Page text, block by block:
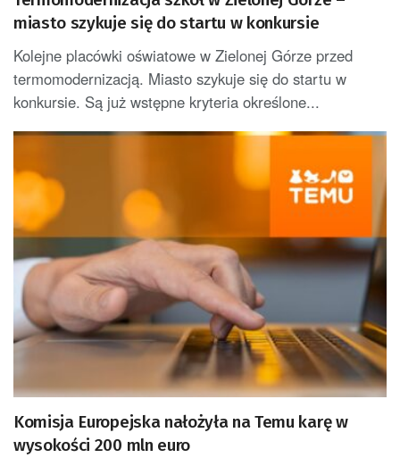
miasto szykuje się do startu w konkursie
Kolejne placówki oświatowe w Zielonej Górze przed
termomodernizacją. Miasto szykuje się do startu w
konkursie. Są już wstępne kryteria określone...
Komisja Europejska nałożyła na Temu karę w
wysokości 200 mln euro